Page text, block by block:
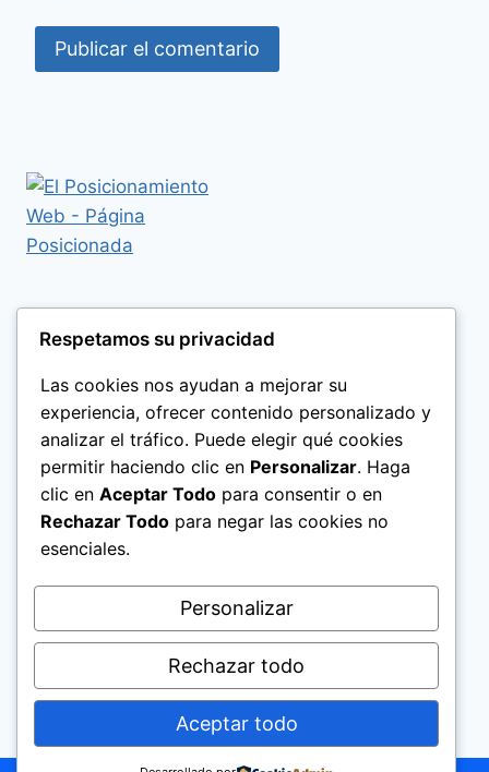
© 2026 El Significado de los Nombres Help
Respetamos su privacidad
Las cookies nos ayudan a mejorar su
experiencia, ofrecer contenido personalizado y
analizar el tráfico. Puede elegir qué cookies
permitir haciendo clic en Personalizar. Haga
clic en Aceptar Todo para consentir o en
Rechazar Todo para negar las cookies no
esenciales.
Personalizar
Rechazar todo
Aceptar todo